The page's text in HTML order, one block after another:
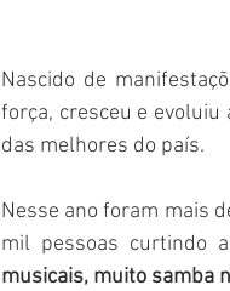
Nascido de
força, cresceu e evoluiu
das melhores do país.
Nesse ano foram mais
mil pessoas curtindo
musicais, muito samba